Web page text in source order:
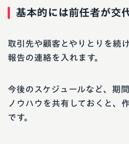
基本的には前任者が交
取引先や顧客とやりとりを続
報告の連絡を入れます。
今後のスケジュールなど、期
ノウハウを共有しておくと、
です。